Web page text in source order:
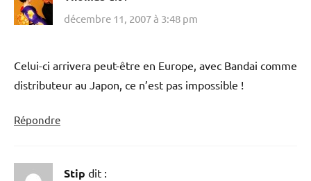
décembre 11, 2007 à 3:48 pm
Celui-ci arrivera peut-être en Europe, avec Bandai comme
distributeur au Japon, ce n’est pas impossible !
Répondre
Stip dit :